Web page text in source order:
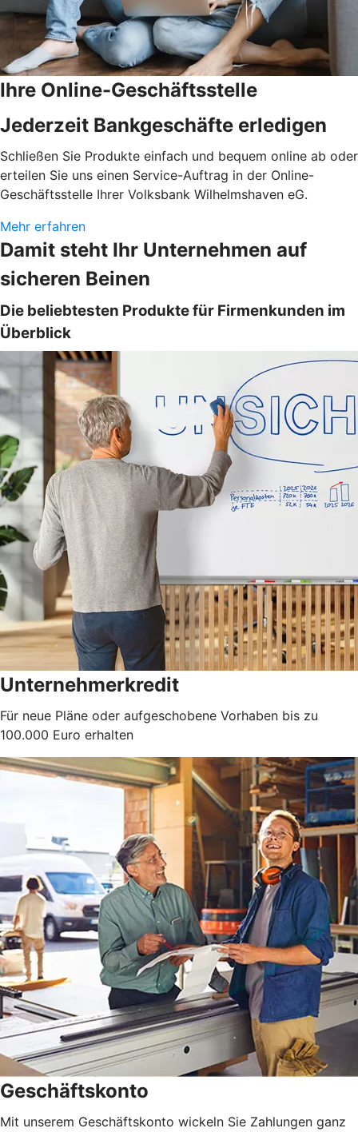
Ihre Online-Geschäftsstelle
Jederzeit Bankgeschäfte erledigen
Schließen Sie Produkte einfach und bequem online ab oder
erteilen Sie uns einen Service-Auftrag in der Online-
Geschäftsstelle Ihrer Volksbank Wilhelmshaven eG.
Mehr erfahren
Damit steht Ihr Unternehmen auf
sicheren Beinen
Die beliebtesten Produkte für Firmenkunden im
Überblick
Unternehmerkredit
Für neue Pläne oder aufgeschobene Vorhaben bis zu
100.000 Euro erhalten
Geschäftskonto
Mit unserem Geschäftskonto wickeln Sie Zahlungen ganz